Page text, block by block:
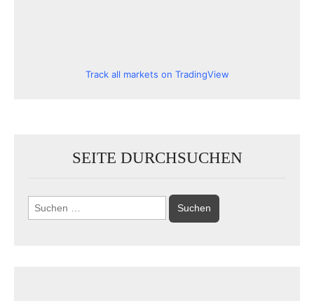
Track all markets on TradingView
SEITE DURCHSUCHEN
Suchen
nach: